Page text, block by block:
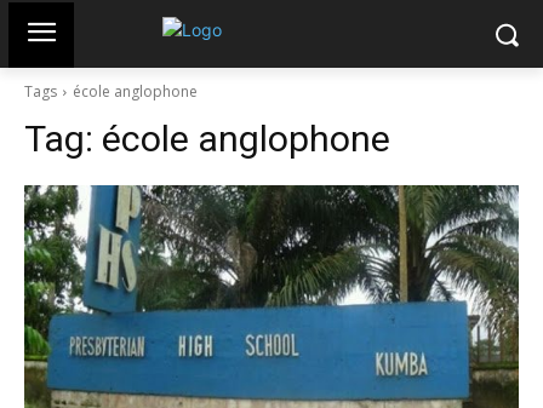
Tags école anglophone
Tag: école anglophone